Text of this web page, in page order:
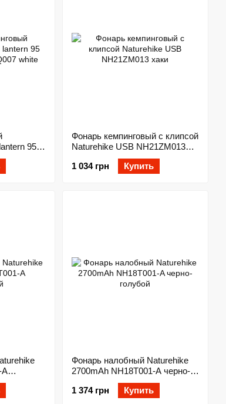
95
white
Фонарь кемпинговый с клипсой
Naturehike USB NH21ZM013
1 034 грн
Купить
A
Фонарь налобный Naturehike
2700mAh NH18T001-A черно-
1 374 грн
Купить